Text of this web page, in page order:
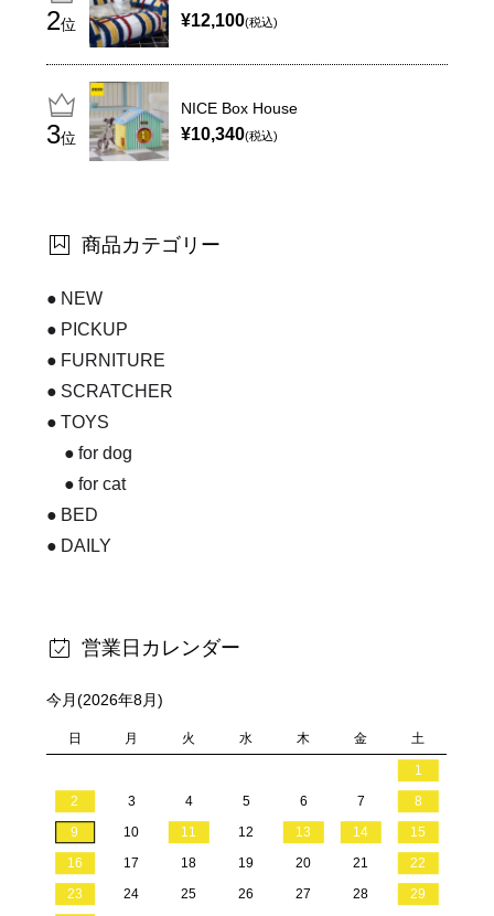
位 ¥12,100(税込)
位
NICE Box House
¥10,340(税込)
商品カテゴリー
NEW
PICKUP
FURNITURE
SCRATCHER
TOYS
for dog
for cat
BED
DAILY
営業日カレンダー
今月(2026年8月)
日 月 火 水 木 金 土
1
2
3 4 5 6 7
8
9
10 11 12 13 14
15
16
17 18 19 20 21
22
23
24 25 26 27 28
29